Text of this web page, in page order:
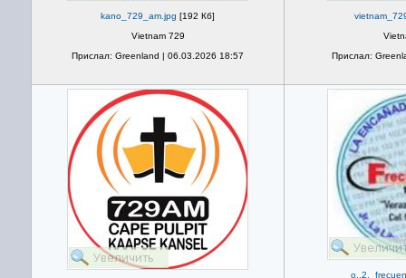
kano_729_am.jpg [192 Кб]
Vietnam 729
Прислал: Greenland | 06.03.2026 18:57
Прислал: